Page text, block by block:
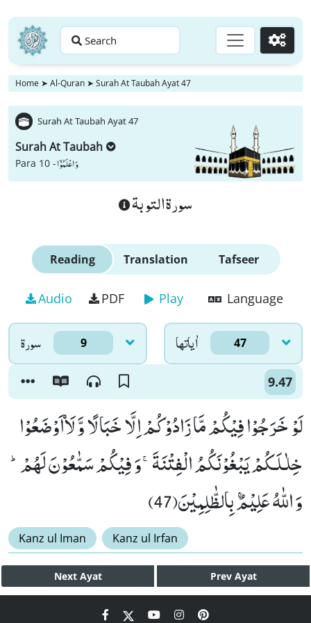
Search Go
Home ➤ Al-Quran ➤ Surah At Taubah Ayat 47
Surah At Taubah Ayat 47
Surah At Taubah
Para 10 -وَ اعْلَمُوْۤا
سورة التوبة
Reading Translation Tafseer
Audio PDF Play Language
سورۃ 9 اٰياتها 47
9.47
لَوْ خَرَجُوْا فِیْكُمْ مَّا زَادُوْكُمْ اِلَّا خَبَالًا وَّ لَاۡاَوْضَعُوْا
خِلٰـلَـكُمْ یَبْغُوْنَكُمُ الْفِتْنَةَۚ-وَ فِیْكُمْ سَمّٰعُوْنَ لَهُمْؕ-
وَ اللّٰهُ عَلِیْمٌۢ بِالظّٰلِمِیْنَ(47)
Kanz ul Iman Kanz ul Irfan
Next Ayat Prev Ayat